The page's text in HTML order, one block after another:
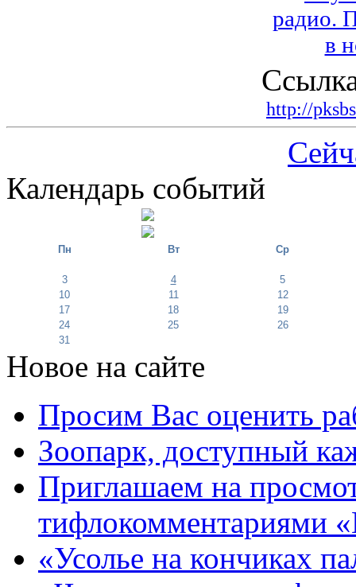
http://
Календарь событий
Пн Вт Ср
3 4
5
10
11
12
17
18
19
24
25
26
31
Новое на сайте
Просим Вас оценить
Зоопарк, доступный
Приглашаем на
тифлокомментариями
«Усолье на кончиках